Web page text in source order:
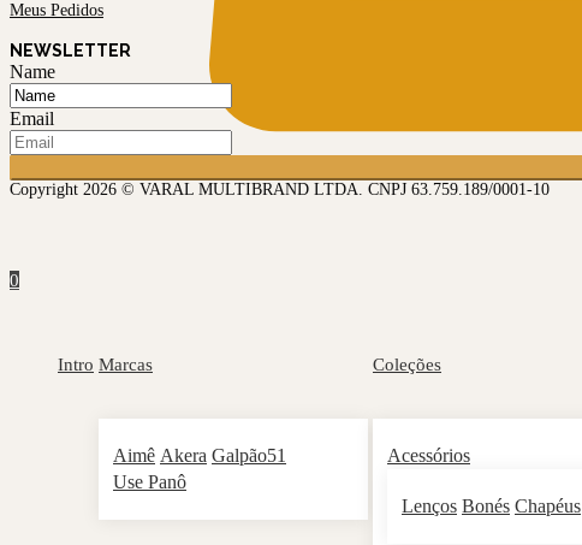
0
Intro Marcas
Aimê Akera Galpão51
Use Panô
Coleções
Acessórios
Lenços Bonés Chapéus
Meus Pedidos
NEWSLETTER
Name
Email
Copyright 2026 © VARAL MULTIBRAND LTDA. CNPJ 63.759.189/0001-10